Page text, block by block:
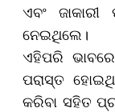
ଏବଂ
ନେଇଥିଲେ।
ଏହିପରି
ପରାସ୍ତ
କରିବା ସହିତ